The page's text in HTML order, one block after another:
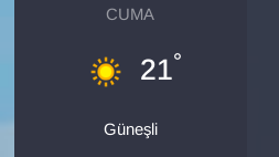
CUMA
21°
Güneşli
Turizm